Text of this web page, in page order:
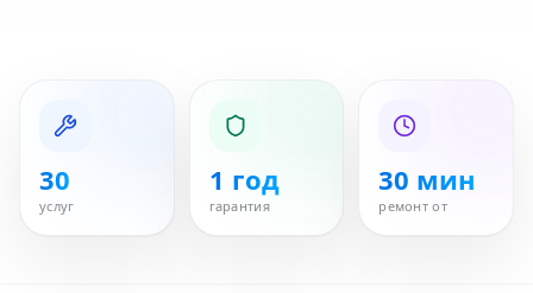
30
услуг
1 год
гарантия
30 мин
ремонт от